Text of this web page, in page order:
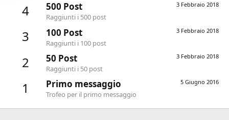
4 3 Febbraio 2018
500 Post
Raggiunti i 500 post
3 3 Febbraio 2018
100 Post
Raggiunti i 100 post
2 3 Febbraio 2018
50 Post
Raggiunti i 50 post
1 5 Giugno 2016
Primo messaggio
Trofeo per il primo messaggio